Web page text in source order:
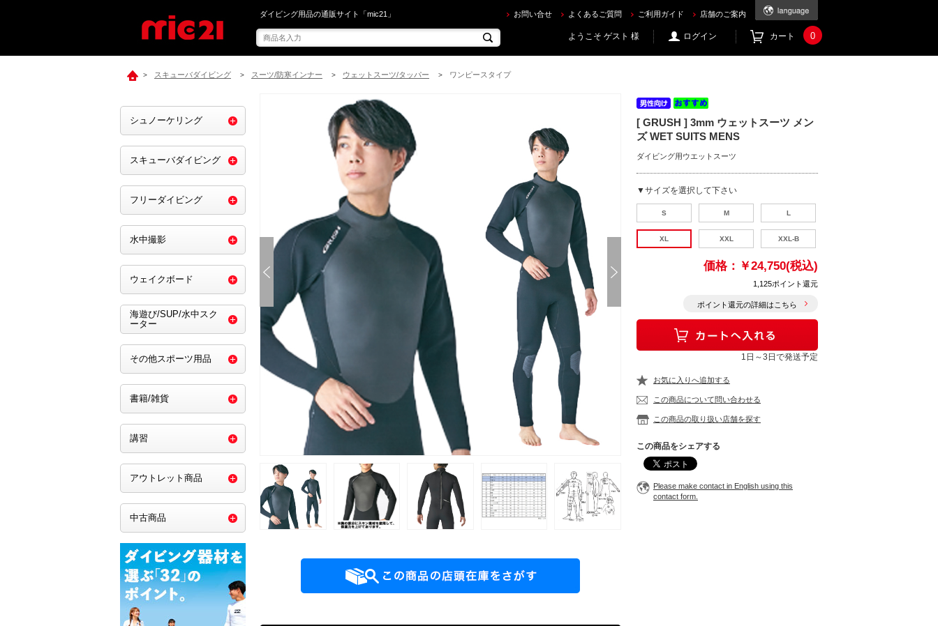
mic21で[ GRUSH ] 3mm ウェットスーツ メンズ WET SUITS MENS を買うならec.mic21.com
ダイビング用品の通販サイト「mic21」 お問い合せ よくあるご質問 ご利用ガイド 店舗のご案内
ようこそ ゲスト 様 ログイン カート 0
> スキューバダイビング > スーツ/防寒インナー > ウェットスーツ/タッパー > ワンピースタイプ
[ GRUSH ] 3mm ウェットスーツ メン
ズ WET SUITS MENS
ダイビング用ウエットスーツ
▼サイズを選択して下さい
S M L
XL XXL XXL-B
価格： ￥24,750(税込)
1,125ポイント還元
ポイント還元の詳細はこちら
1日～3日で発送予定
お気に入りへ追加する
この商品について問い合わせる
この商品の取り扱い店舗を探す
この商品をシェアする
Please make contact in English using this
contact form.
シュノーケリング
スキューバダイビング
フリーダイビング
水中撮影
ウェイクボード
海遊び/SUP/水中スク
ーター
その他スポーツ用品
書籍/雑貨
講習
アウトレット商品
中古商品